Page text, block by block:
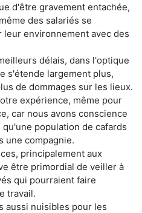
d'être gravement entachée,
des salariés se
environnement avec des
délais, dans l'optique
s'étende largement plus,
de dommages sur les lieux.
expérience, même pour
car nous avons conscience
population de cafards
une compagnie.
principalement aux
être primordial de veiller à
qui pourraient faire
travail.
aussi nuisibles pour les